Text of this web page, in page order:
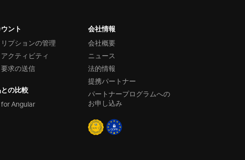
ント
プションの管理
クティビティ
求の送信
の比較
Angular
会社情報
会社概要
ニュース
法的情報
提携パートナー
パートナープログラムへの
お申し込み